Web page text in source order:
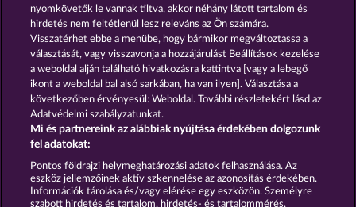
Részvételi feltételek
Adatkezelési tájékoztató Impresszum
A cég GYIK Partnerprogram
nyomkövetők le vannak tiltva, akkor néhány látott tartalom és
hirdetés nem feltétlenül lesz releváns az Ön számára.
Visszatérhet ebbe a menübe, hogy bármikor megváltoztassa a
választását, vagy visszavonja a hozzájárulást Beállítások kezelése
a weboldal alján található hivatkozásra kattintva [vagy a lebegő
ikont a weboldal bal alsó sarkában, ha van ilyen]. Választása a
következőben érvényesül: Weboldal. További részletekért lásd az
Adatvédelmi szabályzatunkat.
Mi és partnereink az alábbiak nyújtása érdekében dolgozunk
fel adatokat:
Pontos földrajzi helymeghatározási adatok felhasználása. Az
eszköz jellemzőinek aktív szkennelése az azonosítás érdekében.
Információk tárolása és/vagy elérése egy eszközön. Személyre
szabott hirdetés és tartalom, hirdetés- és tartalommérés,